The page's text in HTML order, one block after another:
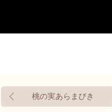
桃の実あらまびき